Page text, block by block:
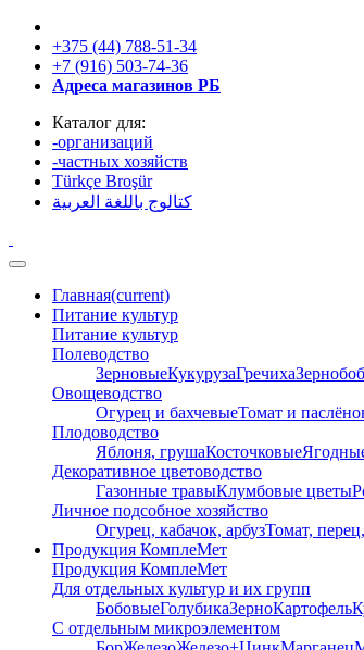
+375 (44) 788‑51‑34
+7 (916) 503‑74‑36
Адреса магазинов РБ
Каталог для:
-организаций
-частных хозяйств
Türkçe Broşür
كتالوج باللغة العربية
Главная(current)
Питание культур
Питание культур
Полеводство
ЗерновыеКукурузаГречиха
Овощеводство
Огурец и бахчевыеТомат и
Плодоводство
Яблоня, грушаКосточковые
Декоративное цветоводство
Газонные травыКлумбовые цветы
Личное подсобное хозяйство
Огурец, кабачок, арбузТомат,
Продукция КомплеМет
Продукция КомплеМет
Для отдельных культур и их групп
БобовыеГолубикаЗерноКартофель
С отдельным микроэлементом